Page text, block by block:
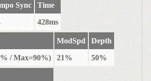
Sync Time
428ms
/ Max=90%)
ModSpd
21%
Depth
50%